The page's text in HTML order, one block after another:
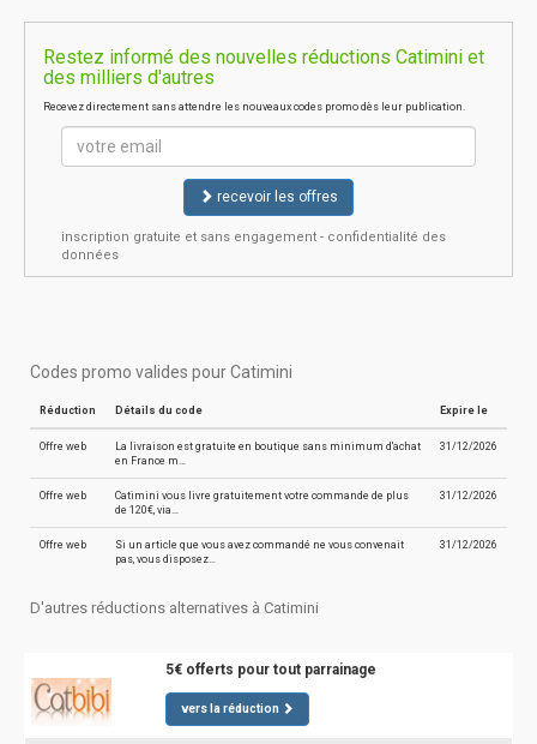
Restez informé des nouvelles réductions Catimini et
des milliers d'autres
Recevez directement sans attendre les nouveaux codes promo dès leur publication.
recevoir les offres
inscription gratuite et sans engagement - confidentialité des
données
Codes promo valides pour Catimini
Réduction Détails du code Expire le
Offre web
La livraison est gratuite en boutique sans minimum d'achat
en France m…
31/12/2026
Offre web
Catimini vous livre gratuitement votre commande de plus
de 120€, via…
31/12/2026
Offre web
Si un article que vous avez commandé ne vous convenait
pas, vous disposez…
31/12/2026
D'autres réductions alternatives à Catimini
5€ offerts pour tout parrainage
vers la réduction